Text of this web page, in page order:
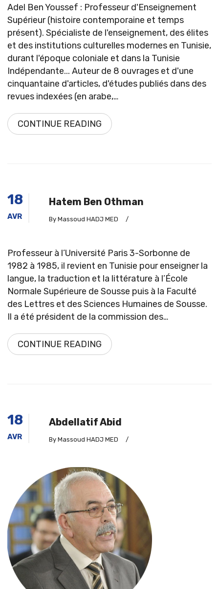
Adel Ben Youssef : Professeur d'Enseignement
Supérieur (histoire contemporaine et temps
présent). Spécialiste de l'enseignement, des élites
et des institutions culturelles modernes en Tunisie,
durant l'époque coloniale et dans la Tunisie
Indépendante... Auteur de 8 ouvrages et d'une
cinquantaine d'articles, d'études publiés dans des
revues indexées (en arabe,…
CONTINUE READING
18
AVR
Hatem Ben Othman
By Massoud HADJ MED /
Professeur à l’Université Paris 3-Sorbonne de
1982 à 1985, il revient en Tunisie pour enseigner la
langue, la traduction et la littérature à l’École
Normale Supérieure de Sousse puis à la Faculté
des Lettres et des Sciences Humaines de Sousse.
Il a été président de la commission des…
CONTINUE READING
18
AVR
Abdellatif Abid
By Massoud HADJ MED /